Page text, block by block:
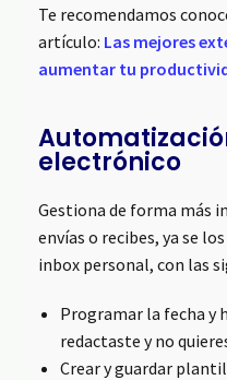
Te recomendamos
artículo: Las mejores
aumentar tu
electrónico
Gestiona de forma más
envías o recibes, ya se
inbox personal, con las
Programar la fecha y
redactaste y no
Crear y guardar